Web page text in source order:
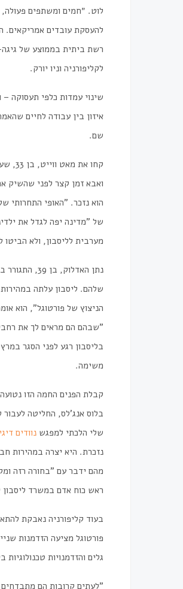
לוט. ״חמים ומשתפים פעולה,
להעסקת עובדים אמריקאים.
רשת ביתית בממוצע של גיגה
לקליפורניה וניו יורק.
שינוי עמדות כלפי תעסוקה –
איזון בין עבודה לחיים
שם.
קחו את מאט ווייט, בן
ואבא זמן קצר לפני שהשיק
הוא נזכר. "האופי התחרותי
של "מדינה יפה לגדל את
מערבית לליסבון, ולא הביטו
נתן האדלוק, בן התגורר
שלהם. ליסבון עלתה במהירות
הניצוץ של פורטוגל", הוא
"שבהם הם מראים לך את
בליסבון רגע לפני הסגר במרץ
משימה.
קבלת הפנים החמה הזו נטועה
בלוס אנג'לס, החליטה לעבור
שלי הלכתי למפגש נוודים
נזכרת. היא יצרה במהירות
מהם ידבר עם "בחורה רזה
ראש כוח אדם במשרד ליסבון
בעוד קליפורניה נאבקת
פורטוגל מציעה הזדמנות
גלים והזדמנויות טכנולוגיות
"לעתים קרובות הם מתבדחים